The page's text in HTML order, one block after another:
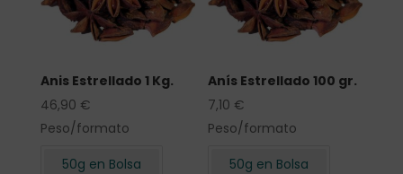
Anis Estrellado 1 Kg.
46,90 €
Peso/formato
50g en Bolsa
Anís Estrellado 100 gr.
7,10 €
Peso/formato
50g en Bolsa